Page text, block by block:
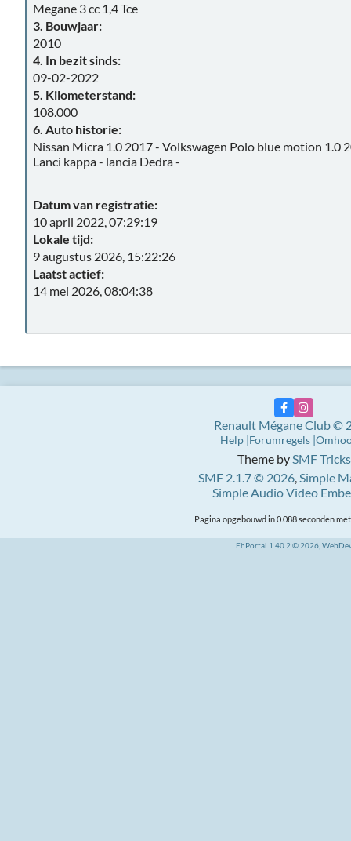
Megane 3 cc 1,4 Tce
3. Bouwjaar:
2010
4. In bezit sinds:
09-02-2022
5. Kilometerstand:
108.000
6. Auto historie:
Nissan Micra 1.0 2017 - Volkswagen Polo blue motion 1.0
Lanci kappa - lancia Dedra -
Datum van registratie:
10 april 2022, 07:29:19
Lokale tijd:
9 augustus 2026, 15:22:26
Laatst actief:
14 mei 2026, 08:04:38
Theme bySMF Tricks
SMF 2.1.7 © 2026,Simple
Simple Audio Video
Renault Mégane Club ©
Help Forumregels
Pagina opgebouwd in 0.088 seconden
EhPortal 1.40.2 © 2026,